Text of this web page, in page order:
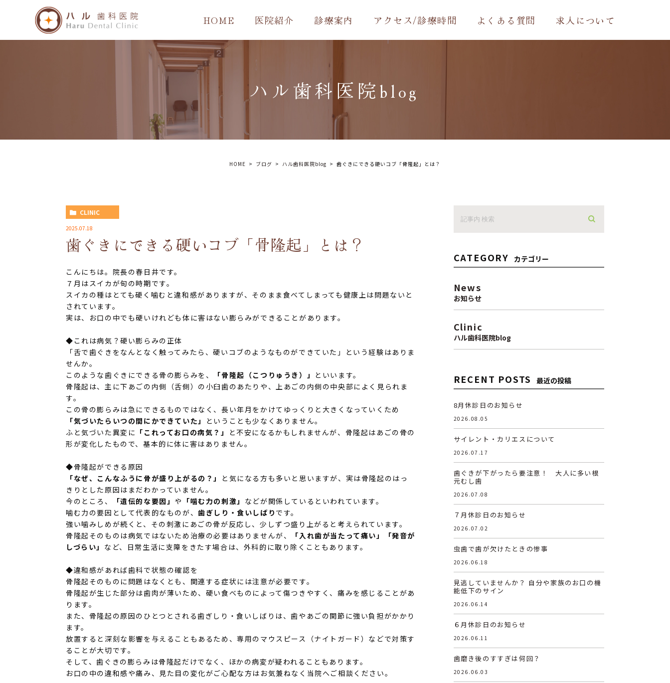
HOME 医院紹介 診療案内 アクセス/診療時間 よくある質問 求人について
ハル歯科医院blog
HOME ブログ ハル歯科医院blog 歯ぐきにできる硬いコブ「骨隆起」とは？
CLINIC
2025.07.18
歯ぐきにできる硬いコブ「骨隆起」とは？
こんにちは。院長の春日井です。
７月はスイカが旬の時期です。
スイカの種はとても硬く噛むと違和感がありますが、そのまま食べてしまっても健康上は問題ないと
されています。
実は、お口の中でも硬いけれども体に害はない膨らみができることがあります。
◆これは病気？硬い膨らみの正体
「舌で歯ぐきをなんとなく触ってみたら、硬いコブのようなものができていた」という経験はありま
せんか。
このような歯ぐきにできる骨の膨らみを、
「骨隆起（こつりゅうき）」 といいます。
骨隆起は、主に下あごの内側（舌側）の小臼歯のあたりや、上あごの内側の中央部によく見られま
す。
この骨の膨らみは急にできるものではなく、長い年月をかけてゆっくりと大きくなっていくため
「気づいたらいつの間にかできていた」
ということも少なくありません。
ふと気づいた異変に 「これってお口の病気？」
と不安になるかもしれませんが、骨隆起はあごの骨の
形が変化したもので、基本的に体に害はありません。
◆骨隆起ができる原因
「なぜ、こんなふうに骨が盛り上がるの？」 と気になる方も多いと思いますが、実は骨隆起のはっ
きりとした原因はまだわかっていません。
今のところ、
「遺伝的な要因」 や 「噛む力の刺激」 などが関係しているといわれています。
噛む力の要因として代表的なものが、歯ぎしり・食いしばり です。
強い噛みしめが続くと、その刺激にあごの骨が反応し、少しずつ盛り上がると考えられています。
骨隆起そのものは病気ではないため治療の必要はありませんが、
「入れ歯が当たって痛い」
「発音が
しづらい」 など、日常生活に支障をきたす場合は、外科的に取り除くこともあります。
◆違和感があれば歯科で状態の確認を
骨隆起そのものに問題はなくとも、関連する症状には注意が必要です。
骨隆起が生じた部分は歯肉が薄いため、硬い食べものによって傷つきやすく、痛みを感じることがあ
ります。
また、骨隆起の原因のひとつとされる歯ぎしり・食いしばりは、歯やあごの関節に強い負担がかかり
ます。
放置すると深刻な影響を与えることもあるため、専用のマウスピース（ナイトガード）などで対策す
ることが大切です。
そして、歯ぐきの膨らみは骨隆起だけでなく、ほかの病変が疑われることもあります。
お口の中の違和感や痛み、見た目の変化がご心配な方はお気兼ねなく当院へご相談ください。
CATEGORY カテゴリー
News
お知らせ
Clinic
ハル歯科医院blog
RECENT POSTS 最近の投稿
8月休診日のお知らせ
2026.08.05
サイレント・カリエスについて
2026.07.17
歯ぐきが下がったら要注意！ 大人に多い根
元むし歯
2026.07.08
７月休診日のお知らせ
2026.07.02
虫歯で歯が欠けたときの惨事
2026.06.18
見逃していませんか？ 自分や家族のお口の機
能低下のサイン
2026.06.14
６月休診日のお知らせ
2026.06.11
歯磨き後のすすぎは何回？
2026.06.03